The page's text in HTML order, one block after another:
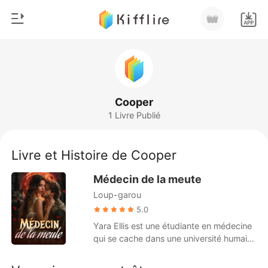
Télécharger l'appli
Loup-garou
Romance
Milliardaire
Classement
Cooper
1 Livre Publié
Livre et Histoire de Cooper
Médecin de la meute
Loup-garou
5.0
Yara Ellis est une étudiante en médecine
qui se cache dans une université humaine
médecin. Contrairement à la plupart des